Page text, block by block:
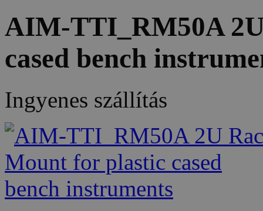
AIM-TTI_RM50A
cased bench
Ingyenes szállítás